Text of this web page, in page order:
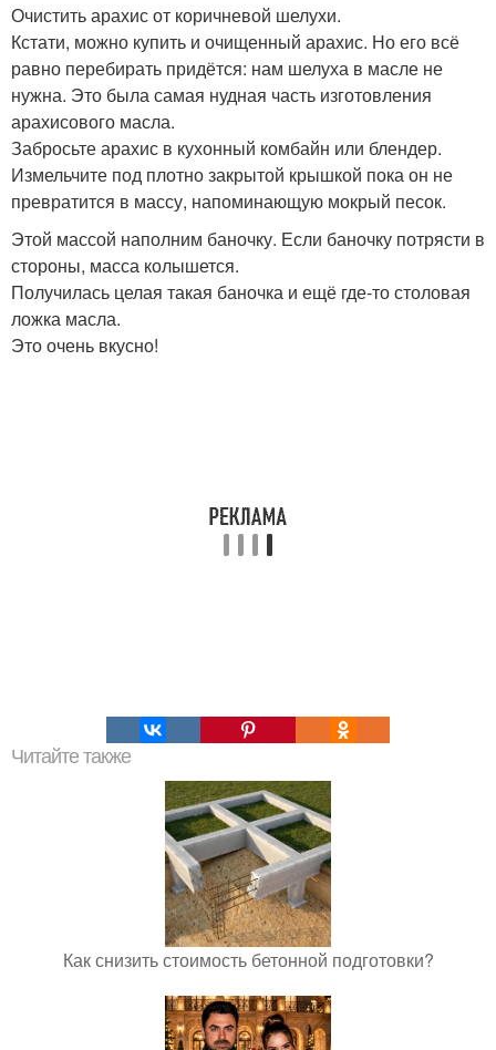
Очистить арахис от коричневой шелухи.
Кстати, можно купить и очищенный арахис. Но его всё
равно перебирать придётся: нам шелуха в масле не
нужна. Это была самая нудная часть изготовления
арахисового масла.
Забросьте арахис в кухонный комбайн или блендер.
Измельчите под плотно закрытой крышкой пока он не
превратится в массу, напоминающую мокрый песок.
Этой массой наполним баночку. Если баночку потрясти в
стороны, масса колышется.
Получилась целая такая баночка и ещё где-то столовая
ложка масла.
Это очень вкусно!
Читайте также
Как снизить стоимость бетонной подготовки?